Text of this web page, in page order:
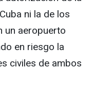
ni la de los
un aeropuerto
en riesgo la
civiles de ambos